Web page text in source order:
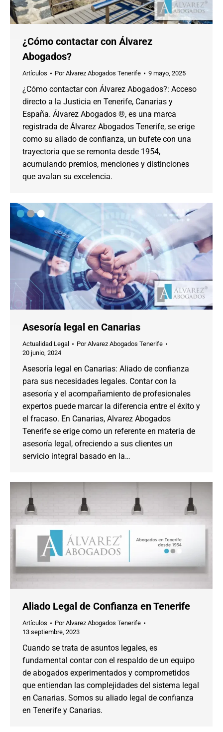
¿Cómo contactar con Álvarez
Abogados?
Artículos PorAlvarez Abogados Tenerife 9 mayo, 2025
¿Cómo contactar con Álvarez Abogados?: Acceso
directo a la Justicia en Tenerife, Canarias y
España. Álvarez Abogados ®, es una marca
registrada de Álvarez Abogados Tenerife, se erige
como su aliado de confianza, un bufete con una
trayectoria que se remonta desde 1954,
acumulando premios, menciones y distinciones
que avalan su excelencia.
Asesoría legal en Canarias
Actualidad Legal PorAlvarez Abogados Tenerife
20 junio, 2024
Asesoría legal en Canarias: Aliado de confianza
para sus necesidades legales. Contar con la
asesoría y el acompañamiento de profesionales
expertos puede marcar la diferencia entre el éxito y
el fracaso. En Canarias, Alvarez Abogados
Tenerife se erige como un referente en materia de
asesoría legal, ofreciendo a sus clientes un
servicio integral basado en la…
Aliado Legal de Confianza en Tenerife
Artículos PorAlvarez Abogados Tenerife
13 septiembre, 2023
Cuando se trata de asuntos legales, es
fundamental contar con el respaldo de un equipo
de abogados experimentados y comprometidos
que entiendan las complejidades del sistema legal
en Canarias. Somos su aliado legal de confianza
en Tenerife y Canarias.